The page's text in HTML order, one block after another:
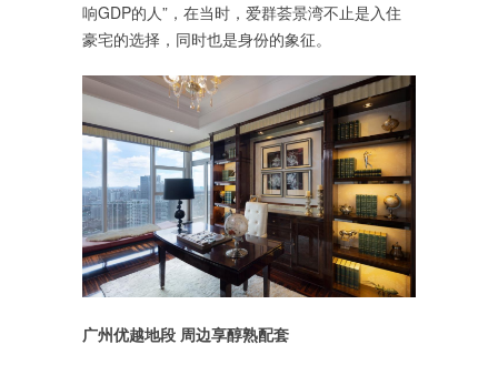
响GDP的人”，在当时，爱群荟景湾不止是入住
豪宅的选择，同时也是身份的象征。
广州优越地段 周边享醇熟配套